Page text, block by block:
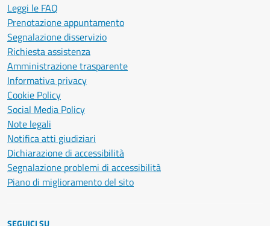
Leggi le FAQ
Prenotazione appuntamento
Segnalazione disservizio
Richiesta assistenza
Amministrazione trasparente
Informativa privacy
Cookie Policy
Social Media Policy
Note legali
Notifica atti giudiziari
Dichiarazione di accessibilità
Segnalazione problemi di accessibilità
Piano di miglioramento del sito
SEGUICI SU